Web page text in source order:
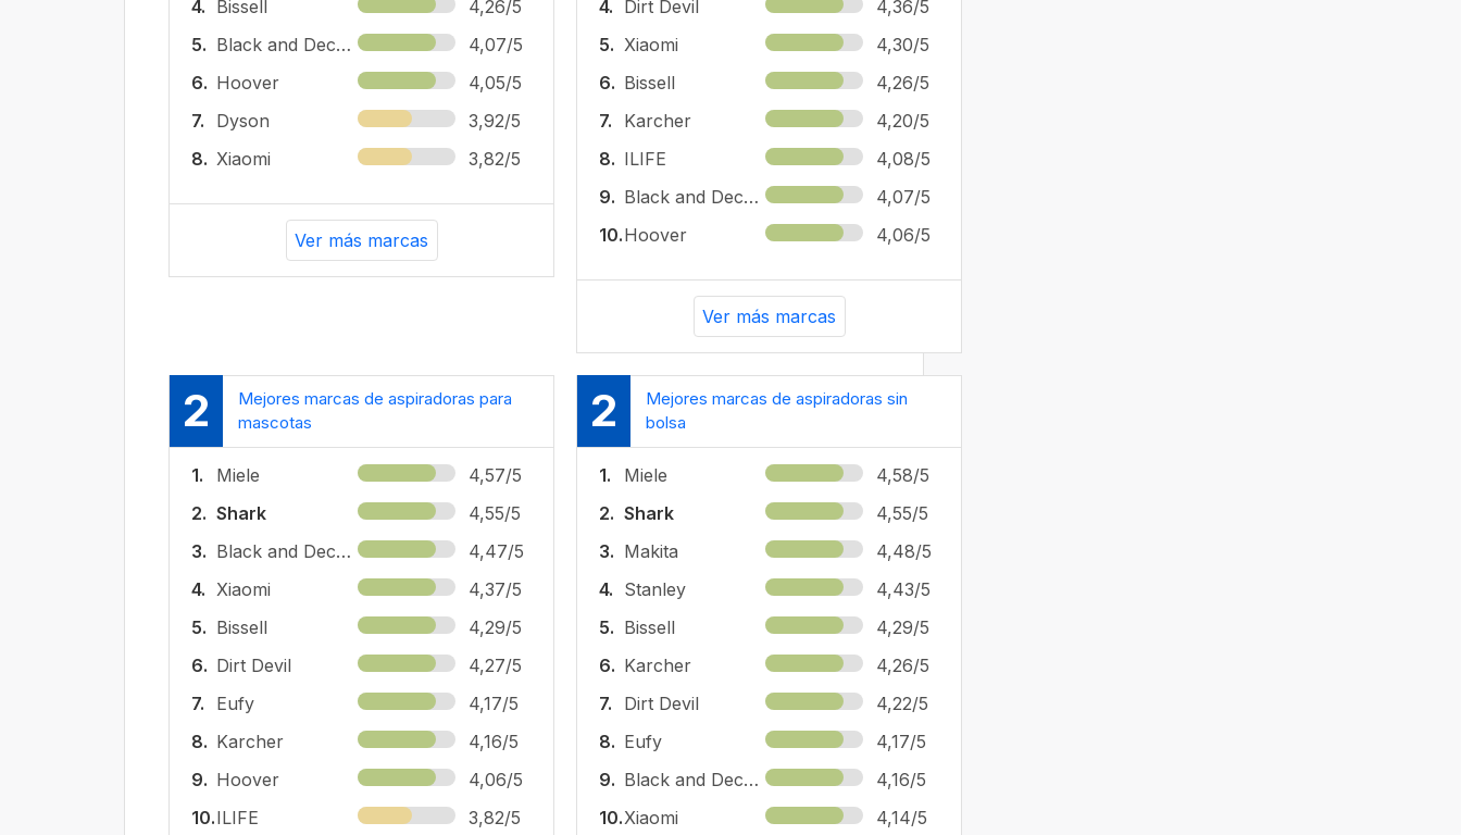
4. Bissell
4,26/5
5.
Black and Decker
4,07/5
6. Hoover
4,05/5
7.
Dyson
3,92/5
8. Xiaomi 3,82/5
Ver más marcas
4. Dirt Devil
4,36/5
5. Xiaomi
4,30/5
6. Bissell
4,26/5
7.
Karcher
4,20/5
8. ILIFE
4,08/5
9.
Black and Decker
4,07/5
10.Hoover 4,06/5
Ver más marcas
2
Mejores marcas de aspiradoras para
mascotas
1. Miele
4,57/5
2. Shark
4,55/5
3.
Black and Decker
4,47/5
4. Xiaomi
4,37/5
5. Bissell
4,29/5
6. Dirt Devil
4,27/5
7.
Eufy
4,17/5
8. Karcher
4,16/5
9. Hoover
4,06/5
10.ILIFE 3,82/5
2
Mejores marcas de aspiradoras sin
bolsa
1. Miele
4,58/5
2. Shark
4,55/5
3. Makita
4,48/5
4. Stanley
4,43/5
5. Bissell
4,29/5
6. Karcher
4,26/5
7.
Dirt Devil
4,22/5
8. Eufy
4,17/5
9.
Black and Decker
4,16/5
10.Xiaomi 4,14/5